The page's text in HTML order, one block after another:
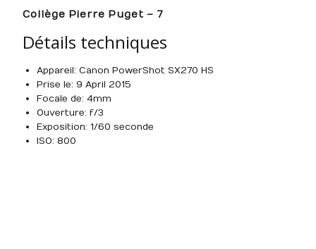
Collège Pierre Puget – 7
Détails techniques
Appareil : Canon PowerShot SX270 HS
Prise le : 9 April 2015
Focale de : 4mm
Ouverture : f/3
Exposition : 1/60 seconde
ISO : 800